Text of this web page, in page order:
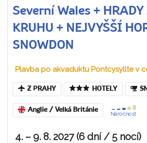
Severní Wales + HRADY
KRUHU + NEJVYŠŠÍ
SNOWDON
Plavba po akvaduktu Pontcysyllte v
Z PRAHY HOTELY
Anglie / Velká Británie
Náročnost
4. – 9. 8. 2027 (6 dní / 5 nocí)